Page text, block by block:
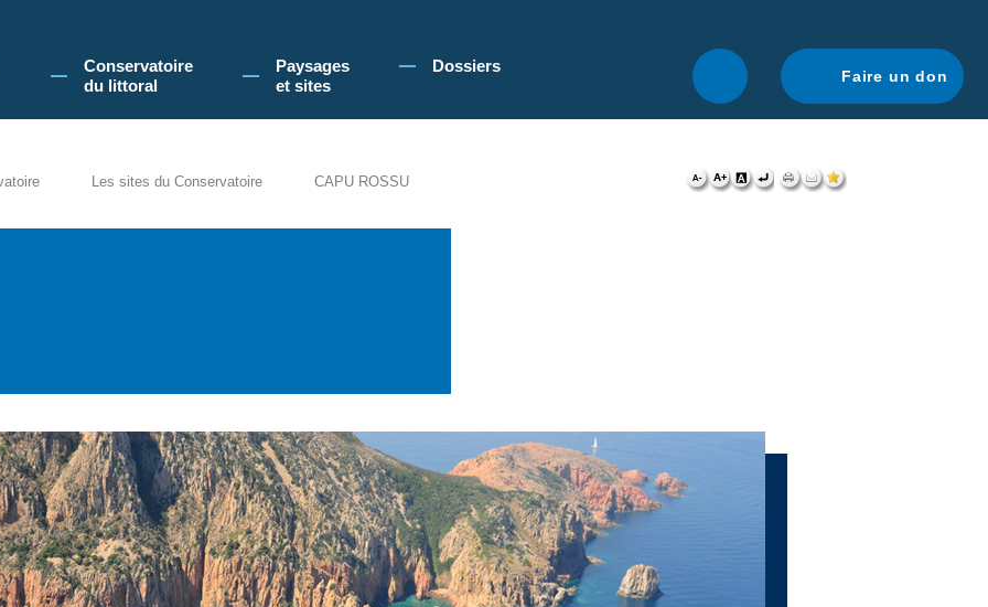
du littoral, vous acceptez l'utilisation de cookies pour vous proposer une navigation optimale.
Conservatoire
du littoral
Paysages
et sites
Dossiers
Faire un don
Les sites du Conservatoire CAPU ROSSU